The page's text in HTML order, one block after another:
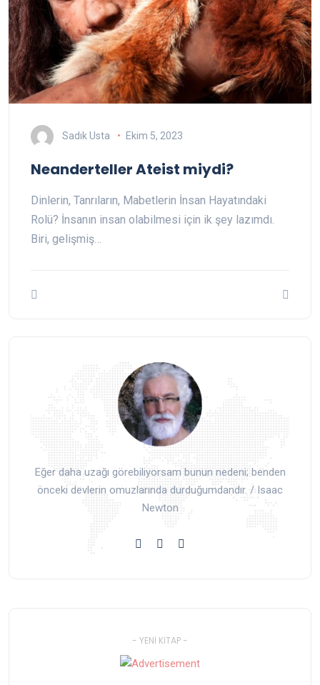
Sadık Usta Ekim 5, 2023
Neanderteller Ateist miydi?
Dinlerin, Tanrıların, Mabetlerin İnsan Hayatındaki
Rolü? İnsanın insan olabilmesi için ik şey lazımdı.
Biri, gelişmiş…
Eğer daha uzağı görebiliyorsam bunun nedeni; benden
önceki devlerin omuzlarında durduğumdandır. / Isaac
Newton
- YENI KITAP -